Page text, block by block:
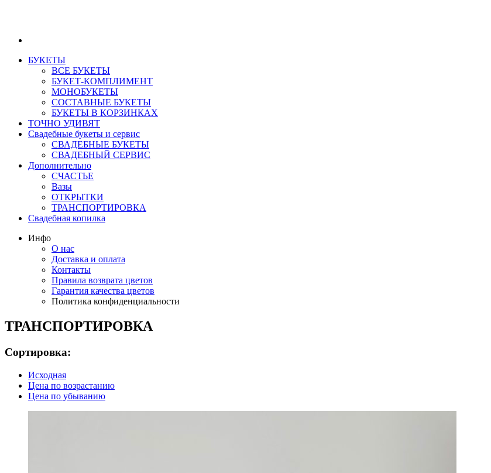
БУКЕТЫ
ВСЕ БУКЕТЫ
БУКЕТ-КОМПЛИМЕНТ
МОНОБУКЕТЫ
СОСТАВНЫЕ БУКЕТЫ
БУКЕТЫ В КОРЗИНКАХ
ТОЧНО УДИВЯТ
Свадебные букеты и сервис
СВАДЕБНЫЕ БУКЕТЫ
СВАДЕБНЫЙ СЕРВИС
Дополнительно
СЧАСТЬЕ
Вазы
ОТКРЫТКИ
ТРАНСПОРТИРОВКА
Свадебная копилка
Инфо
О нас
Доставка и оплата
Контакты
Правила возврата цветов
Гарантия качества цветов
Политика конфиденциальности
ТРАНСПОРТИРОВКА
Сортировка:
Исходная
Цена по возрастанию
Цена по убыванию